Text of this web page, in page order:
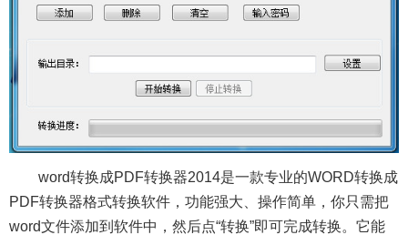
word转换成PDF转换器2014是一款专业的WORD转换成
PDF转换器格式转换软件，功能强大、操作简单，你只需把
word文件添加到软件中，然后点“转换”即可完成转换。它能